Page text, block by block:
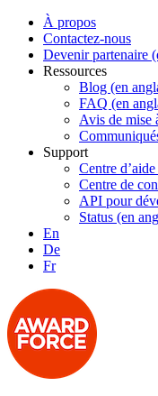
À propos
Contactez-nous
Devenir partenaire
Ressources
Blog (en
FAQ (en
Avis de mise
Support
Centre
Centre de
API pour
Status (en
En
De
Fr